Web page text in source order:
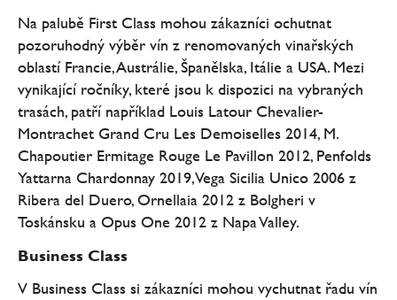
Na palubě First Class mohou zákazníci ochutnat
pozoruhodný výběr vín z renomovaných vinařských
oblastí Francie, Austrálie, Španělska, Itálie a USA. Mezi
vynikající ročníky, které jsou k dispozici na vybraných
trasách, patří například Louis Latour Chevalier-
Montrachet Grand Cru Les Demoiselles 2014, M.
Chapoutier Ermitage Rouge Le Pavillon 2012, Penfolds
Yattarna Chardonnay 2019, Vega Sicilia Unico 2006 z
Ribera del Duero, Ornellaia 2012 z Bolgheri v
Toskánsku a Opus One 2012 z Napa Valley.
Business Class
V Business Class si zákazníci mohou vychutnat řadu vín